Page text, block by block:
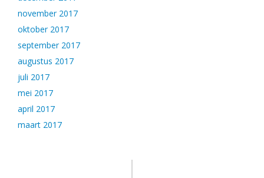
november 2017
oktober 2017
september 2017
augustus 2017
juli 2017
mei 2017
april 2017
maart 2017